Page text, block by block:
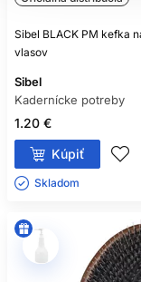
Sibel BLACK PM kefka
vlasov
Sibel
Kadernícke potreby
1.20 €
Kúpiť
Skladom ㅤ